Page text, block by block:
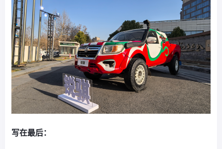
写在最后：